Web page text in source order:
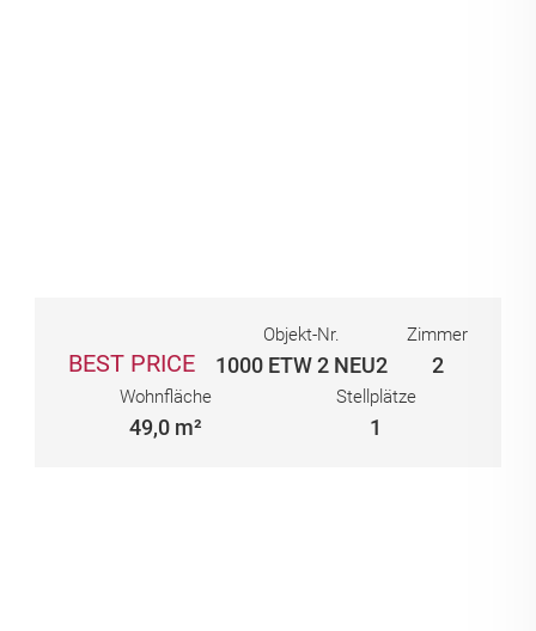
BEST PRICE
Objekt-Nr.
1000 ETW 2 NEU2
Zimmer
2
Wohnfläche
49,0 m²
Stellplätze
1